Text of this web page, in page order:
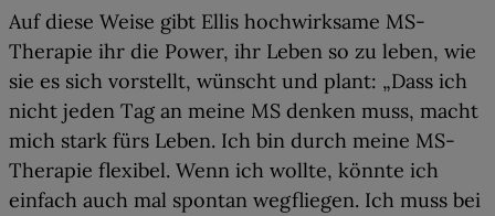
Auf diese Weise gibt Ellis hochwirksame MS-
Therapie ihr die Power, ihr Leben so zu leben, wie
sie es sich vorstellt, wünscht und plant: „Dass ich
nicht jeden Tag an meine MS denken muss, macht
mich stark fürs Leben. Ich bin durch meine MS-
Therapie flexibel. Wenn ich wollte, könnte ich
einfach auch mal spontan wegfliegen. Ich muss bei